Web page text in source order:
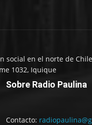
en el norte de
1032, Iquique
Sobre Radio Paulina
Contacto: